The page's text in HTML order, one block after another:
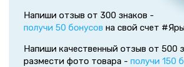
Напиши отзыв от 300 знаков -
получи 50 бонусов на свой счет
Напиши качественный отзыв от 500
размести фото товара - получи 150